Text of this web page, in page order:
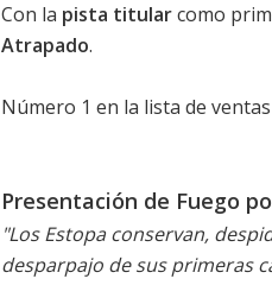
Con la pista titularcomo
Atrapado.
Número 1 en la lista de
Presentación de Fuego
"Los Estopa conservan,
desparpajo de sus primeras